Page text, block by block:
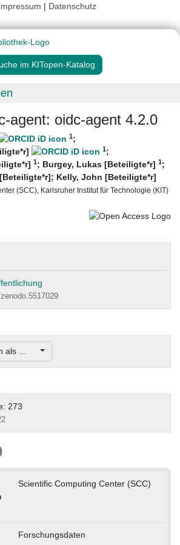
| Datenschutz
im KITopen-Katalog
agent: oidc-agent 4.2.0
1;
1;
1; Burgey, Lukas [Beteiligte*r] 1;
; Kelly, John [Beteiligte*r]
(SCC), Karlsruher Institut für Technologie (KIT)
als ...
273
Scientific Computing Center (SCC)
Forschungsdaten